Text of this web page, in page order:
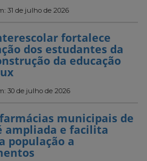
31 de julho de 2026
fortalece
dos estudantes da
da educação
30 de julho de 2026
municipais de
ampliada e facilita
população a